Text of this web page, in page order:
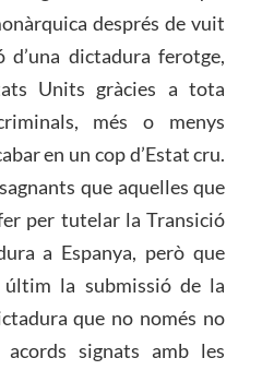
després de vuit
dictadura ferotge,
Units gràcies a tota
més o menys
en un cop d’Estat cru.
que aquelles que
per tutelar la Transició
a Espanya, però que
la submissió de la
que no només no
acords signats amb les